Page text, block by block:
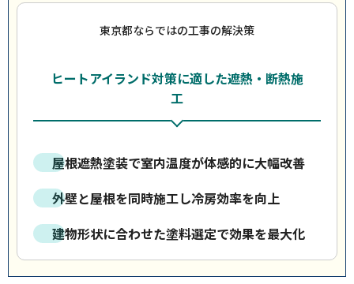
東京都ならではの工事の解決策
ヒートアイランド対策に適した遮熱・断熱施
工
屋根遮熱塗装で室内温度が体感的に大幅改善
外壁と屋根を同時施工し冷房効率を向上
建物形状に合わせた塗料選定で効果を最大化